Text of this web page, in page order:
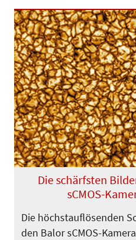
Die schärfsten
sCMOS-
Die höchstauflösenden
den Balor sCMOS-
Previous